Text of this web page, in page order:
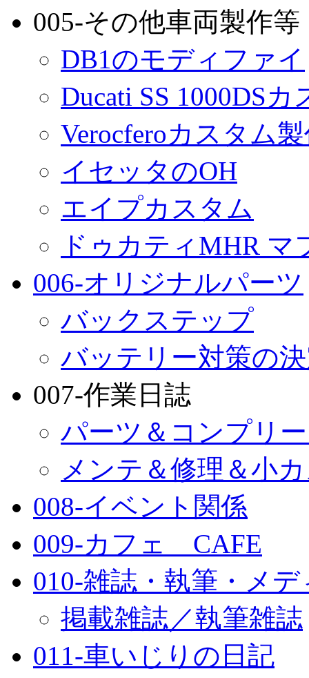
005-その他車両製作等
DB1のモディファイ
Ducati SS 1000DSカ
Verocferoカスタム
イセッタのOH
エイプカスタム
ドゥカティMHR マ
006-オリジナルパーツ
バックステップ
バッテリー対策の
007-作業日誌
パーツ＆コンプリ
メンテ＆修理＆小
008-イベント関係
009-カフェ CAFE
010-雑誌・執筆・メ
掲載雑誌／執筆雑誌
011-車いじりの日記